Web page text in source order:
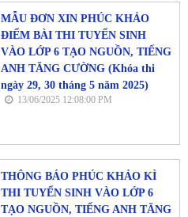
MẪU ĐƠN XIN PHÚC KHẢO
ĐIỂM BÀI THI TUYỂN SINH
VÀO LỚP 6 TẠO NGUỒN, TIẾNG
ANH TĂNG CƯỜNG (Khóa thi
ngày 29, 30 tháng 5 năm 2025)
13/06/2025 12:08:00 PM
THÔNG BÁO PHÚC KHẢO KÌ
THI TUYỂN SINH VÀO LỚP 6
TẠO NGUỒN, TIẾNG ANH TĂNG